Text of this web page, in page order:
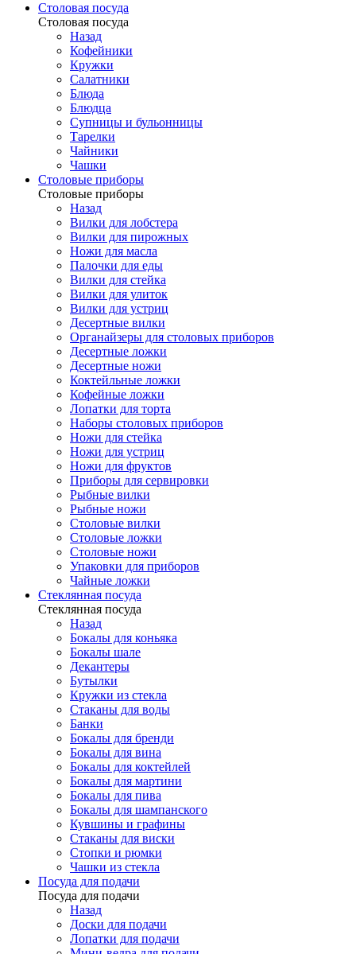
Столовая посуда
Столовая посуда
Назад
Кофейники
Кружки
Салатники
Блюда
Блюдца
Супницы и бульонницы
Тарелки
Чайники
Чашки
Cтоловые приборы
Cтоловые приборы
Назад
Вилки для лобстера
Вилки для пирожных
Ножи для масла
Палочки для еды
Вилки для стейка
Вилки для улиток
Вилки для устриц
Десертные вилки
Органайзеры для столовых приборов
Десертные ложки
Десертные ножи
Коктейльные ложки
Кофейные ложки
Лопатки для торта
Наборы столовых приборов
Ножи для стейка
Ножи для устриц
Ножи для фруктов
Приборы для сервировки
Рыбные вилки
Рыбные ножи
Столовые вилки
Столовые ложки
Столовые ножи
Упаковки для приборов
Чайные ложки
Стеклянная посуда
Стеклянная посуда
Назад
Бокалы для коньяка
Бокалы шале
Декантеры
Бутылки
Кружки из стекла
Стаканы для воды
Банки
Бокалы для бренди
Бокалы для вина
Бокалы для коктейлей
Бокалы для мартини
Бокалы для пива
Бокалы для шампанского
Кувшины и графины
Стаканы для виски
Стопки и рюмки
Чашки из стекла
Посуда для подачи
Посуда для подачи
Назад
Доски для подачи
Лопатки для подачи